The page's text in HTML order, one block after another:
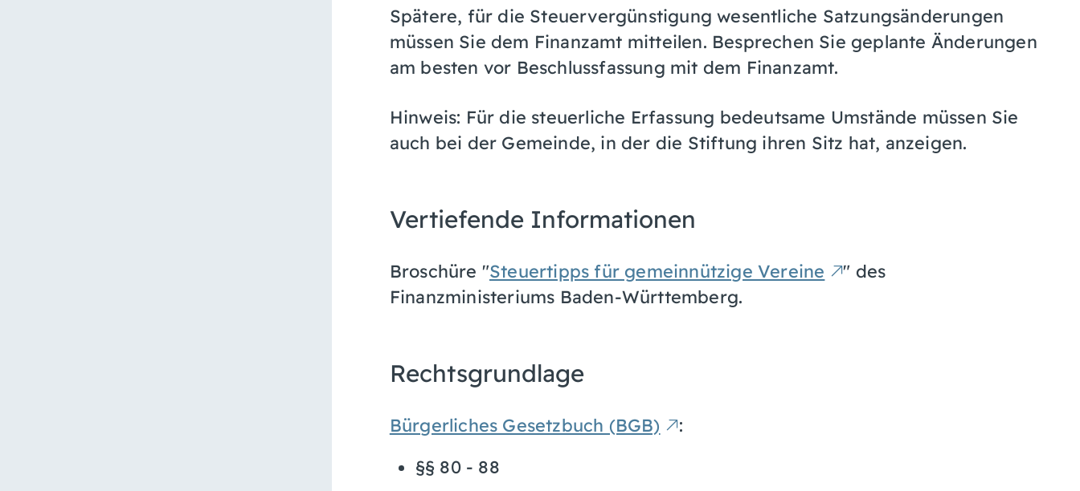
Spätere, für die Steuervergünstigung wesentliche Satzungsänderungen
müssen Sie dem Finanzamt mitteilen. Besprechen Sie geplante Änderungen
am besten vor Beschlussfassung mit dem Finanzamt.
Hinweis: Für die steuerliche Erfassung bedeutsame Umstände müssen Sie
auch bei der Gemeinde, in der die Stiftung ihren Sitz hat, anzeigen.
Vertiefende Informationen
Broschüre "Steuertipps für gemeinnützige Vereine
" des
Finanzministeriums Baden-Württemberg.
Rechtsgrundlage
Bürgerliches Gesetzbuch (BGB)
:
§§ 80 - 88